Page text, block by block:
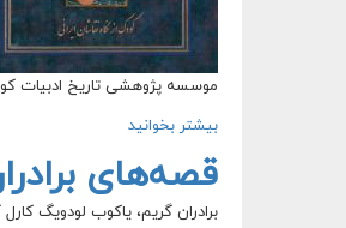
موسسه پژوهشی تاریخ ادبیات کودکان، روزشمار سال ۱۳۹۶ خود را با نام و یادی از
بیشتر بخوانید
قصه‌های
برادران گریم، یاکوب لودویگ